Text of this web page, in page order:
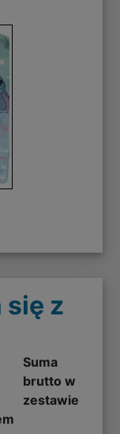
się z
Suma
brutto w
zestawie